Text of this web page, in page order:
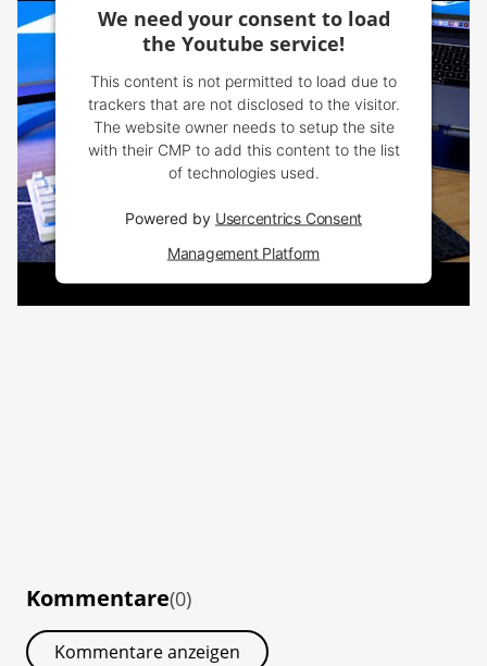
We need your consent to load
the Youtube service!
This content is not permitted to load due to
trackers that are not disclosed to the visitor.
The website owner needs to setup the site
with their CMP to add this content to the list
of technologies used.
Powered by Usercentrics Consent
Management Platform
Kommentare(0)
Kommentare anzeigen